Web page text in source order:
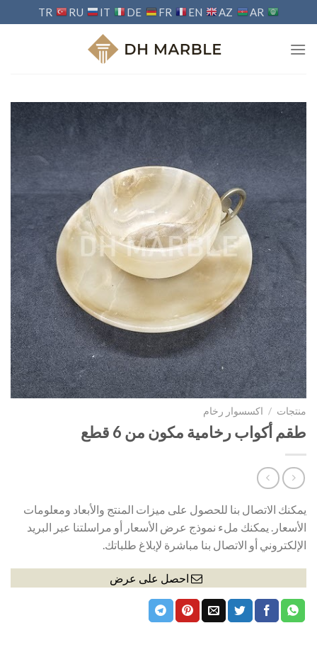
to
content
AR
AZ
EN
FR
DE
IT
RU
TR
منتجات / اكسسوار رخام
طقم أكواب رخامية مكون من 6 قطع
يمكنك الاتصال بنا للحصول على ميزات المنتج والأبعاد ومعلومات
الأسعار. يمكنك ملء نموذج عرض الأسعار أو مراسلتنا عبر البريد
الإلكتروني أو الاتصال بنا مباشرة لإبلاغ طلباتك.
احصل على عرض